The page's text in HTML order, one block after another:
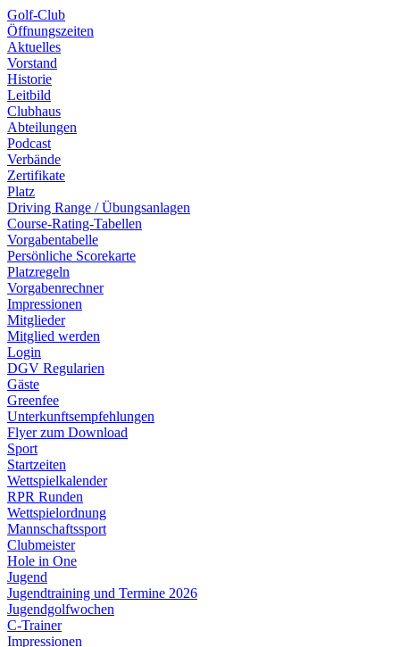
Golf-Club
Öffnungszeiten
Aktuelles
Vorstand
Historie
Leitbild
Clubhaus
Abteilungen
Podcast
Verbände
Zertifikate
Platz
Driving Range / Übungsanlagen
Course-Rating-Tabellen
Vorgabentabelle
Persönliche Scorekarte
Platzregeln
Vorgabenrechner
Impressionen
Mitglieder
Mitglied werden
Login
DGV Regularien
Gäste
Greenfee
Unterkunftsempfehlungen
Flyer zum Download
Sport
Startzeiten
Wettspielkalender
RPR Runden
Wettspielordnung
Mannschaftssport
Clubmeister
Hole in One
Jugend
Jugendtraining und Termine 2026
Jugendgolfwochen
C-Trainer
Impressionen